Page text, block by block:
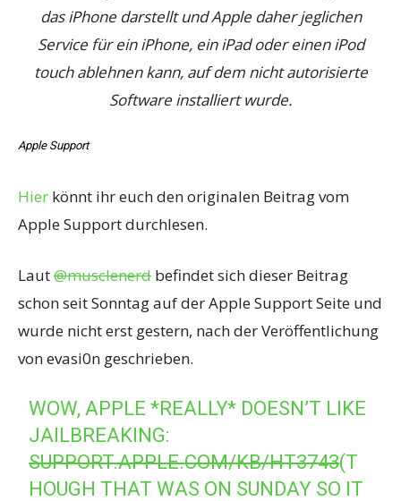
das iPhone darstellt und Apple daher jeglichen
Service für ein iPhone, ein iPad oder einen iPod
touch ablehnen kann, auf dem nicht autorisierte
Software installiert wurde.
Apple Support
Hier könnt ihr euch den originalen Beitrag vom
Apple Support durchlesen.
Laut@musclenerd befindet sich dieser Beitrag
schon seit Sonntag auf der Apple Support Seite und
wurde nicht erst gestern, nach der Veröffentlichung
von evasi0n geschrieben.
WOW, APPLE *REALLY* DOESN’T LIKE
JAILBREAKING:
SUPPORT.APPLE.COM/KB/HT3743(T
HOUGH THAT WAS ON SUNDAY SO IT